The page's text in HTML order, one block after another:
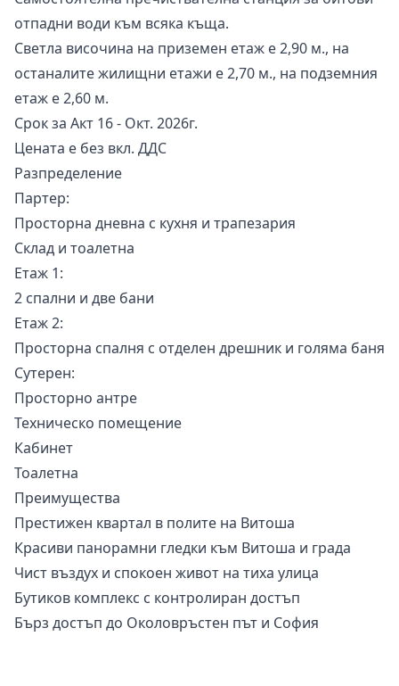
отпадни води към всяка къща.
Светла височина на приземен етаж е 2,90 м., на
останалите жилищни етажи е 2,70 м., на подземния
етаж е 2,60 м.
Срок за Акт 16 - Окт. 2026г.
Цената е без вкл. ДДС
Разпределение
Партер:
Просторна дневна с кухня и трапезария
Склад и тоалетна
Етаж 1:
2 спални и две бани
Етаж 2:
Просторна спалня с отделен дрешник и голяма баня
Сутерен:
Просторно антре
Техническо помещение
Кабинет
Тоалетна
Преимущества
Престижен квартал в полите на Витоша
Красиви панорамни гледки към Витоша и града
Чист въздух и спокоен живот на тиха улица
Бутиков комплекс с контролиран достъп
Бърз достъп до Околовръстен път и София